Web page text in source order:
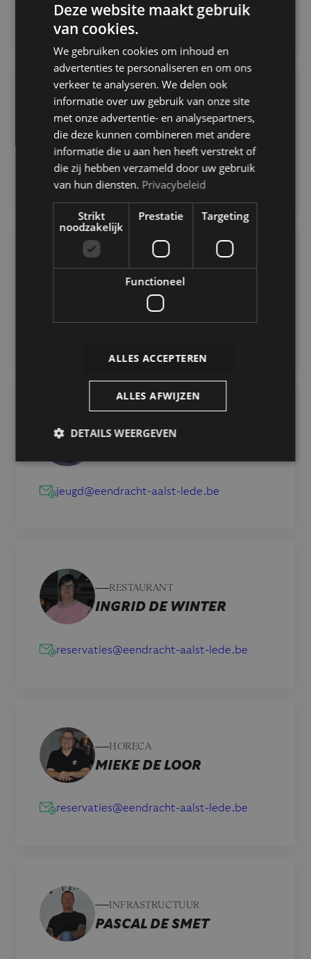
sportief@eendracht-aalst-lede.be
MEDIA & PERS
KENNETH DEMARET
media@eendracht-aalst-lede.be
SECRETARIS & GC
ROLAND CREUTZ
JEUGDVOORZITTER
jeugd@eendracht-aalst-lede.be
RESTAURANT
INGRID DE WINTER
reservaties@eendracht-aalst-lede.be
HORECA
MIEKE DE LOOR
reservaties@eendracht-aalst-lede.be
INFRASTRUCTUUR
PASCAL DE SMET
Deze website maakt gebruik
van cookies.
We gebruiken cookies om inhoud en
advertenties te personaliseren en om ons
verkeer te analyseren. We delen ook
informatie over uw gebruik van onze site
met onze advertentie- en analysepartners,
die deze kunnen combineren met andere
informatie die u aan hen heeft verstrekt of
die zij hebben verzameld door uw gebruik
van hun diensten. Privacybeleid
Strikt
noodzakelijk
Prestatie Targeting
Functioneel
ALLES ACCEPTEREN
ALLES AFWIJZEN
DETAILS WEERGEVEN